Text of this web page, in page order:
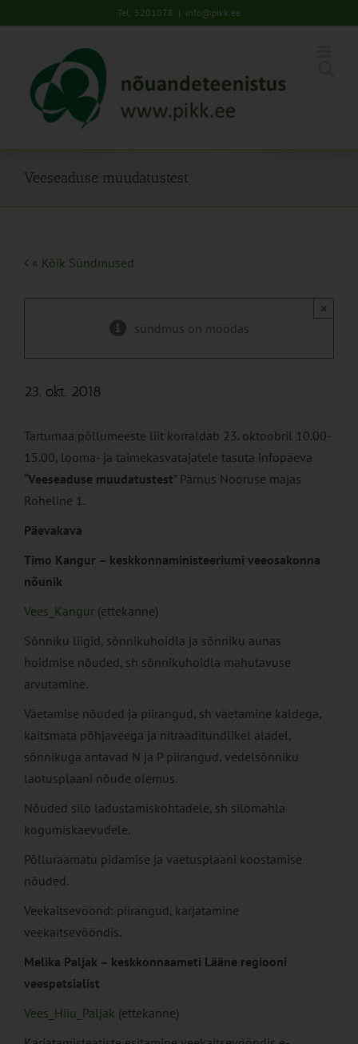
to
Tel: 5201078 | info@pikk.ee
Veeseaduse muudatustest
« Kõik Sündmused
sündmus on möödas
×
23. okt. 2018
Tartumaa põllumeeste liit korraldab 23. oktoobril 10.00-
15.00, looma- ja taimekasvatajatele tasuta infopäeva
“Veeseaduse muudatustest” Pärnus Nooruse majas
Roheline 1.
Päevakava
Timo Kangur – keskkonnaministeeriumi veeosakonna
nõunik
Vees_Kangur (ettekanne)
Sõnniku liigid, sõnnikuhoidla ja sõnniku aunas
hoidmise nõuded, sh sõnnikuhoidla mahutavuse
arvutamine.
Väetamise nõuded ja piirangud, sh väetamine kaldega,
kaitsmata põhjaveega ja nitraaditundlikel aladel,
sõnnikuga antavad N ja P piirangud, vedelsõnniku
laotusplaani nõude olemus.
Nõuded silo ladustamiskohtadele, sh silomahla
kogumiskaevudele.
Põlluraamatu pidamise ja väetusplaani koostamise
nõuded.
Veekaitsevöönd: piirangud, karjatamine
veekaitsevööndis.
Melika Paljak – keskkonnaameti Lääne regiooni
veespetsialist
Vees_Hiiu_Paljak (ettekanne)